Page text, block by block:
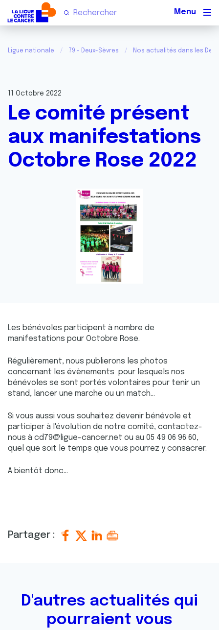
Ligue nationale 79 - Deux-Sèvres Nos actualités dans les
11 Octobre 2022
Le comité présent
aux manifestations
Octobre Rose 2022
Les bénévoles participent à nombre de
manifestations pour Octobre Rose.
Régulièrement, nous publierons les photos
concernant les évènements pour lesquels nos
bénévoles se sont portés volontaires pour tenir un
stand, lancer une marche ou un match...
Si vous aussi vous souhaitez devenir bénévole et
participer à l'évolution de notre comité, contactez-
nous à cd79@ligue-cancer.net ou au 05 49 06 96 60,
quel que soit le temps que vous pourrez y consacrer.
A bientôt donc...
Partager :
D'autres actualités qui
pourraient vous